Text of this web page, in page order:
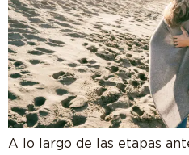
A lo largo de las etapas